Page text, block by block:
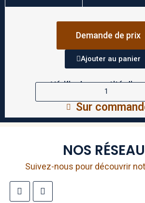
Demande de prix
Ajouter au panier
Vérifier la quantité
Sur
NOS
Suivez-nous pour découvrir